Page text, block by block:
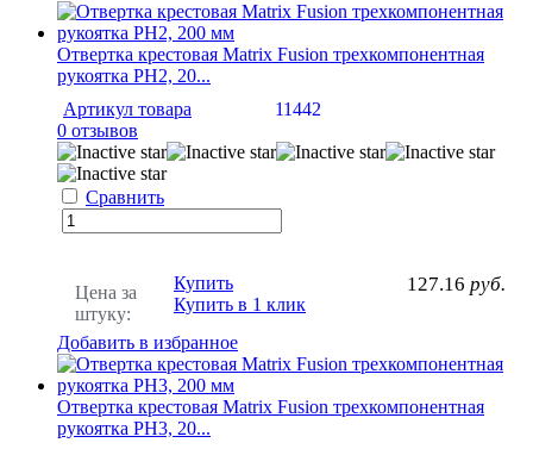
Отвертка крестовая Matrix Fusion трехкомпонентная
рукоятка PH2, 20...
Артикул товара
11442
0 отзывов
Сравнить
Цена за
штуку:
127.16 руб.
Купить
Купить в 1 клик
Добавить в избранное
Отвертка крестовая Matrix Fusion трехкомпонентная
рукоятка PH3, 20...